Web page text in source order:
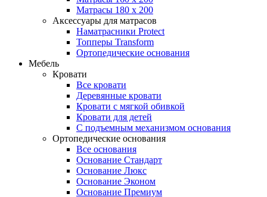
Матрасы 180 x 200
Аксессуары для матрасов
Наматрасники Protect
Топперы Transform
Ортопедические основания
Мебель
Кровати
Все кровати
Деревянные кровати
Кровати с мягкой обивкой
Кровати для детей
С подъемным механизмом основания
Ортопедические основания
Все основания
Основание Стандарт
Основание Люкс
Основание Эконом
Основание Премиум